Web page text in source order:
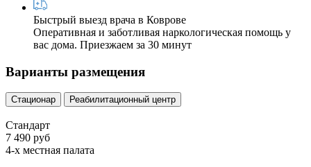
Быстрый выезд врача в Коврове
Оперативная и заботливая наркологическая помощь у
вас дома. Приезжаем за 30 минут
Варианты размещения
Стационар Реабилитационный центр
Стандарт
7 490 руб
4-х местная палата